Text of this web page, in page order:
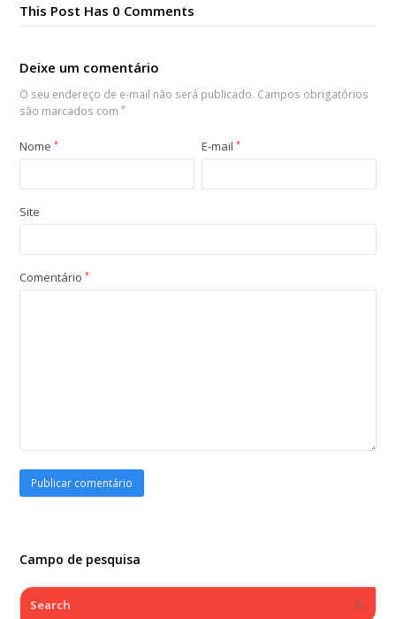
This Post Has 0 Comments
Deixe um comentário
O seu endereço de e-mail não será publicado. Campos obrigatórios
são marcados com*
Nome* E-mail*
Site
Comentário*
Campo de pesquisa
Search